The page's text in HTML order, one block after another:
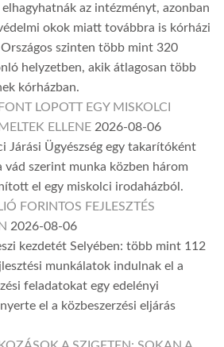
az intézményt, azonban
okok miatt továbbra is kórházi
szinten több mint 320
helyzetben, akik átlagosan több
kórházban.
LOPOTT EGY MISKOLCI
ELLENE 2026-08-06
Járási Ügyészség egy takarítóként
vád szerint munka közben három
el egy miskolci irodaházból.
FORINTOS FEJLESZTÉS
2026-08-06
kezdetét Selyében: több mint 112
munkálatok indulnak el a
feladatokat egy edelényi
el a közbeszerzési eljárás